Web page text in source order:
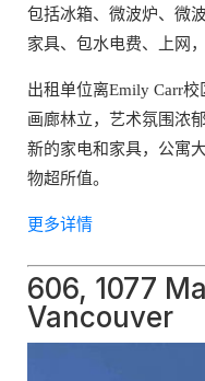
包括冰箱、微波炉、微
家具、包水电费、上网
出租单位离Emily Carr校
画廊林立，艺术氛围浓
新的家电和家具，公寓
物超所值。
更多详情
606, 1077
Vancouver